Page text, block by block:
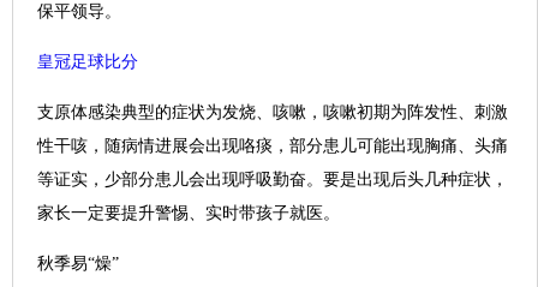
保平领导。
皇冠足球比分
支原体感染典型的症状为发烧、咳嗽，咳嗽初期为阵发性、刺激
性干咳，随病情进展会出现咯痰，部分患儿可能出现胸痛、头痛
等证实，少部分患儿会出现呼吸勤奋。要是出现后头几种症状，
家长一定要提升警惕、实时带孩子就医。
秋季易“燥”